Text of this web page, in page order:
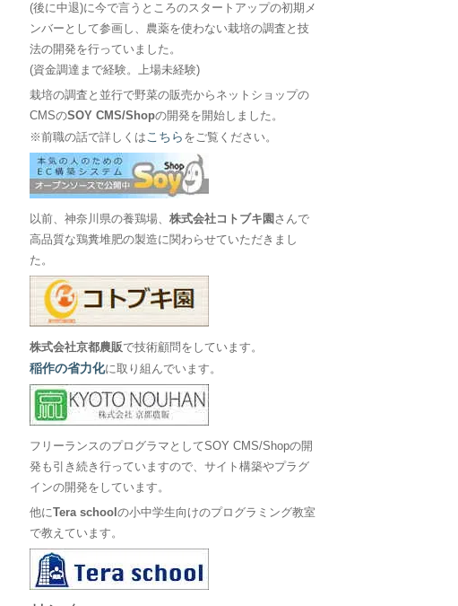
(後に中退)に今で言うところのスタートアップの初期メ
ンバーとして参画し、農薬を使わない栽培の調査と技
法の開発を行っていました。
(資金調達まで経験。上場未経験)
栽培の調査と並行で野菜の販売からネットショップの
CMSのSOY CMS/Shopの開発を開始しました。
※前職の話で詳しくは こちら をご覧ください。
以前、神奈川県の養鶏場、株式会社コトブキ園 さんで
高品質な鶏糞堆肥の製造に関わらせていただきまし
た。
株式会社京都農販で技術顧問をしています。
稲作の省力化に取り組んでいます。
フリーランスのプログラマとしてSOY CMS/Shopの開
発も引き続き行っていますので、サイト構築やプラグ
インの開発をしています。
他にTera schoolの小中学生向けのプログラミング教室
で教えています。